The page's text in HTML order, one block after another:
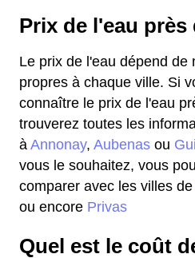
Prix de l'eau près
Le prix de l'eau dépend de
propres à chaque ville. Si
connaître le prix de l'eau
trouverez toutes les
à Annonay, Aubenas ou
vous le souhaitez, vous
comparer avec les villes de
ou encore Privas
Quel est le coût